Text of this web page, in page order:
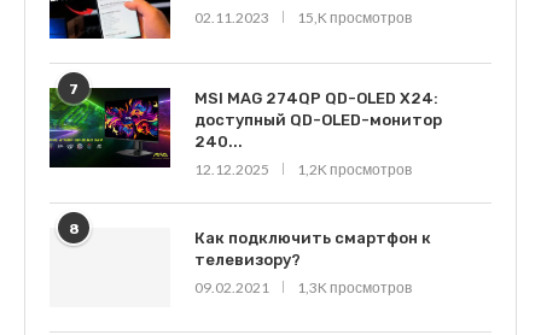
02.11.2023
15,K просмотров
7
MSI MAG 274QP QD-OLED X24:
доступный QD-OLED-монитор
240...
12.12.2025
1,2K просмотров
8
Как подключить смартфон к
телевизору?
09.02.2021
1,3K просмотров